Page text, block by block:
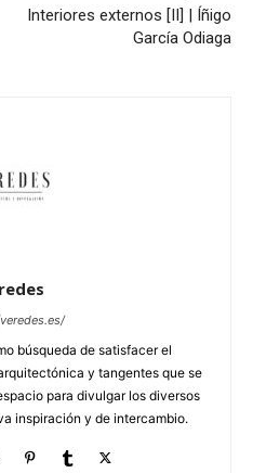
Interiores externos [II] | Íñigo
García Odiaga
búsqueda de satisfacer el
y tangentes que se
para divulgar los diversos
inspiración y de intercambio.